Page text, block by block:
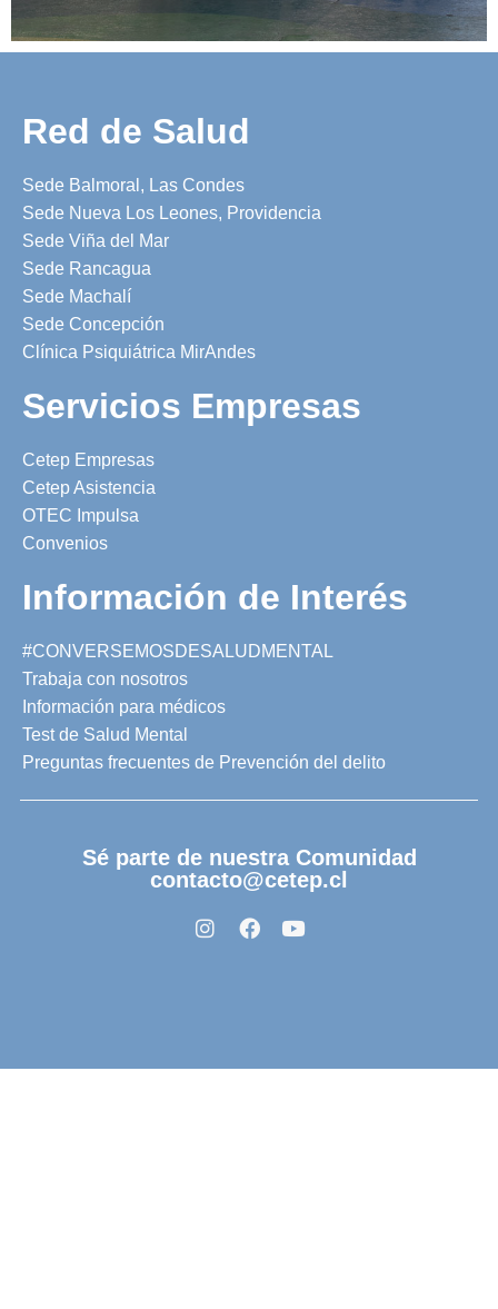
Red de Salud
Sede Balmoral, Las Condes
Sede Nueva Los Leones, Providencia
Sede Viña del Mar
Sede Rancagua
Sede Machalí
Sede Concepción
Clínica Psiquiátrica MirAndes
Servicios Empresas
Cetep Empresas
Cetep Asistencia
OTEC Impulsa
Convenios
Información de Interés
#CONVERSEMOSDESALUDMENTAL
Trabaja con nosotros
Información para médicos
Test de Salud Mental
Preguntas frecuentes de Prevención del delito
Sé parte de nuestra Comunidad
contacto@cetep.cl